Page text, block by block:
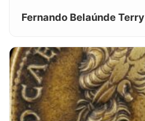
Fernando Belaúnde Terry